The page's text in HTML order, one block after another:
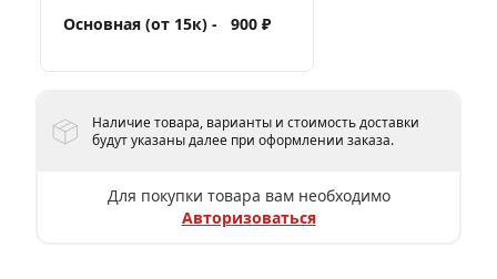
Основная (от 15к) -
900 ₽
Наличие товара, варианты и стоимость доставки
будут указаны далее при оформлении заказа.
Для покупки товара вам необходимо
Авторизоваться